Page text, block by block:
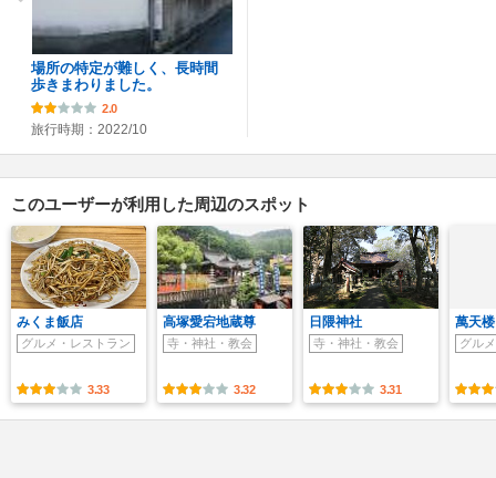
場所の特定が難しく、長時間
歩きまわりました。
2.0
旅行時期：2022/10
このユーザーが利用した周辺のスポット
みくま飯店
グルメ・レストラン
3.33
高塚愛宕地蔵尊
寺・神社・教会
3.32
日隈神社
寺・神社・教会
3.31
萬天楼
グル